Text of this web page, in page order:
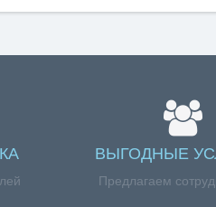
ВЫГОДНЫЕ
Предлагаем